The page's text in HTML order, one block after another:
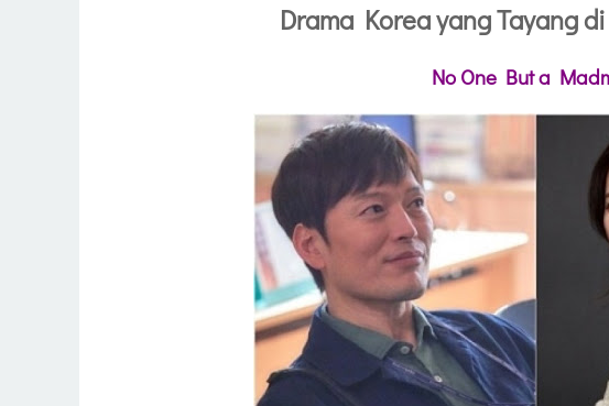
Drama Korea yang Tayang
No One But a